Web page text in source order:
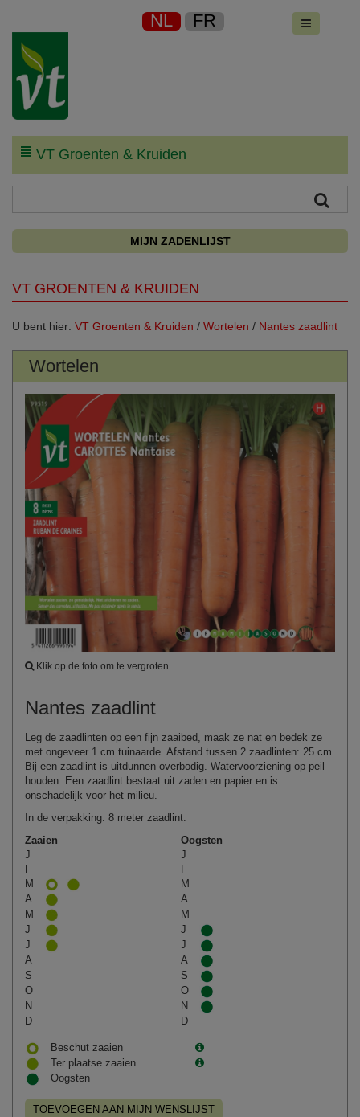
NL FR
VT Groenten & Kruiden
MIJN ZADENLIJST
VT GROENTEN & KRUIDEN
U bent hier: VT Groenten & Kruiden / Wortelen / Nantes zaadlint
Wortelen
Klik op de foto om te vergroten
Nantes zaadlint
Leg de zaadlinten op een fijn zaaibed, maak ze nat en bedek ze
met ongeveer 1 cm tuinaarde. Afstand tussen 2 zaadlinten: 25 cm.
Bij een zaadlint is uitdunnen overbodig. Watervoorziening op peil
houden. Een zaadlint bestaat uit zaden en papier en is
onschadelijk voor het milieu.
In de verpakking: 8 meter zaadlint.
Zaaien
Oogsten
J
J
F
F
M
M
A
A
M
M
J
J
J
J
A
A
S
S
O
O
N
N
D
D
Beschut zaaien
Ter plaatse zaaien
Oogsten
TOEVOEGEN AAN MIJN WENSLIJST